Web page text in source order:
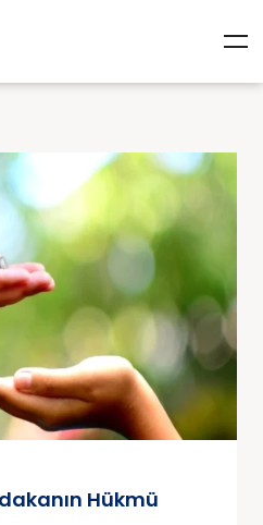
Hükmü